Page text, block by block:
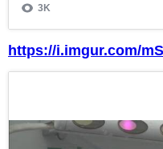
https://i.imgur.com/